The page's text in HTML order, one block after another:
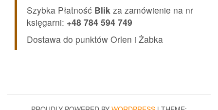
Szybka Płatność Blik za zamówienie na nr
księgarni: +48 784 594 749
Dostawa do punktów Orlen i Żabka